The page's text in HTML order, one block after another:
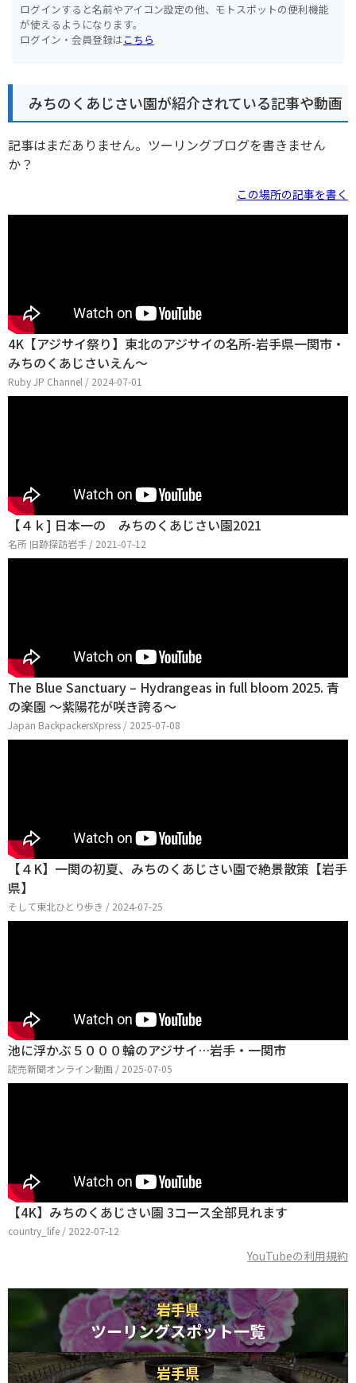
ログインすると名前やアイコン設定の他、モトスポットの便利機能
が使えるようになります。
ログイン・会員登録はこちら
みちのくあじさい園が紹介されている記事や動画
記事はまだありません。ツーリングブログを書きません
か？
この場所の記事を書く
4K【アジサイ祭り】東北のアジサイの名所-岩手県一関市・
みちのくあじさいえん〜
Ruby JP Channel / 2024-07-01
【４ｋ] 日本一の みちのくあじさい園2021
名所 旧跡探訪岩手 / 2021-07-12
The Blue Sanctuary – Hydrangeas in full bloom 2025. 青
の楽園 〜紫陽花が咲き誇る〜
Japan BackpackersXpress / 2025-07-08
【４K】一関の初夏、みちのくあじさい園で絶景散策【岩手
県】
そして東北ひとり歩き / 2024-07-25
池に浮かぶ５０００輪のアジサイ…岩手・一関市
読売新聞オンライン動画 / 2025-07-05
【4K】みちのくあじさい園 3コース全部見れます
country_life / 2022-07-12
YouTubeの利用規約
岩手県
ツーリングスポット一覧
岩手県